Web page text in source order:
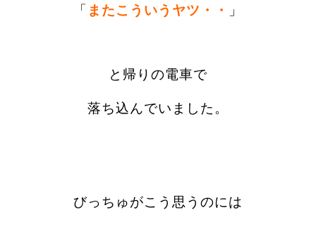
「 またこういうヤツ・・ 」
と帰りの電車で
落ち込んでいました。
びっちゅがこう思うのには